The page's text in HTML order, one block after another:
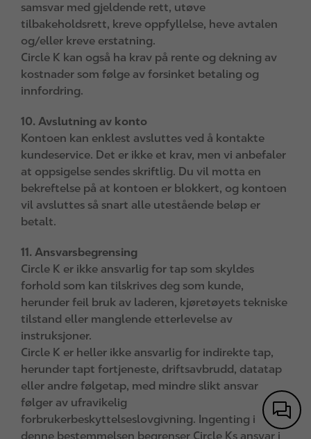
samsvar med gjeldende rett, utøve
tilbakeholdsrett, kreve oppfyllelse, heve avtalen
og/eller kreve erstatning.
Circle K kan også ha krav på rente og dekning av
kostnader som følge av forsinket betaling og
innfordring.
10. Avslutning av konto
Kontoen kan enklest avsluttes ved å kontakte
kundeservice. Det er ikke et krav, men vi anbefaler
at oppsigelse sendes skriftlig. Du vil motta en
bekreftelse på at kontoen er blokkert, og kontoen
vil avsluttes så snart alle utestående beløp er
betalt.
11. Ansvarsbegrensing
Circle K er ikke ansvarlig for tap som skyldes
forhold som kan tilskrives deg som kunde,
herunder feil bruk av laderen, kjøretøyets tekniske
tilstand eller manglende etterlevelse av
instruksjoner.
Circle K er heller ikke ansvarlig for indirekte tap,
herunder tapt fortjeneste, driftsavbrudd, datatap
eller andre følgetap, med mindre slikt ansvar
følger av ufravikelig
forbrukerbeskyttelseslovgivning. Ingenting i
denne bestemmelsen begrenser Circle Ks ansvar i